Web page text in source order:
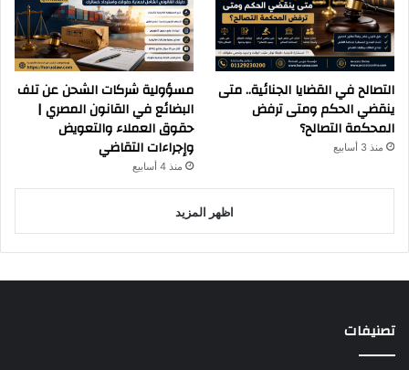
التصالح في القضايا الجنائية.. متى
ينقضي الحكم ومتى ترفض
المحكمة التصالح؟
منذ 3 أسابيع
مسؤولية شركات الشحن عن تلف
البضائع في القانون المصري |
حقوق العملاء والتعويض
وإجراءات التقاضي
منذ 4 أسابيع
اظهر المزيد
تصنيفات